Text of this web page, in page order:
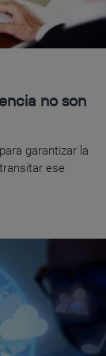
no son
garantizar la
ese